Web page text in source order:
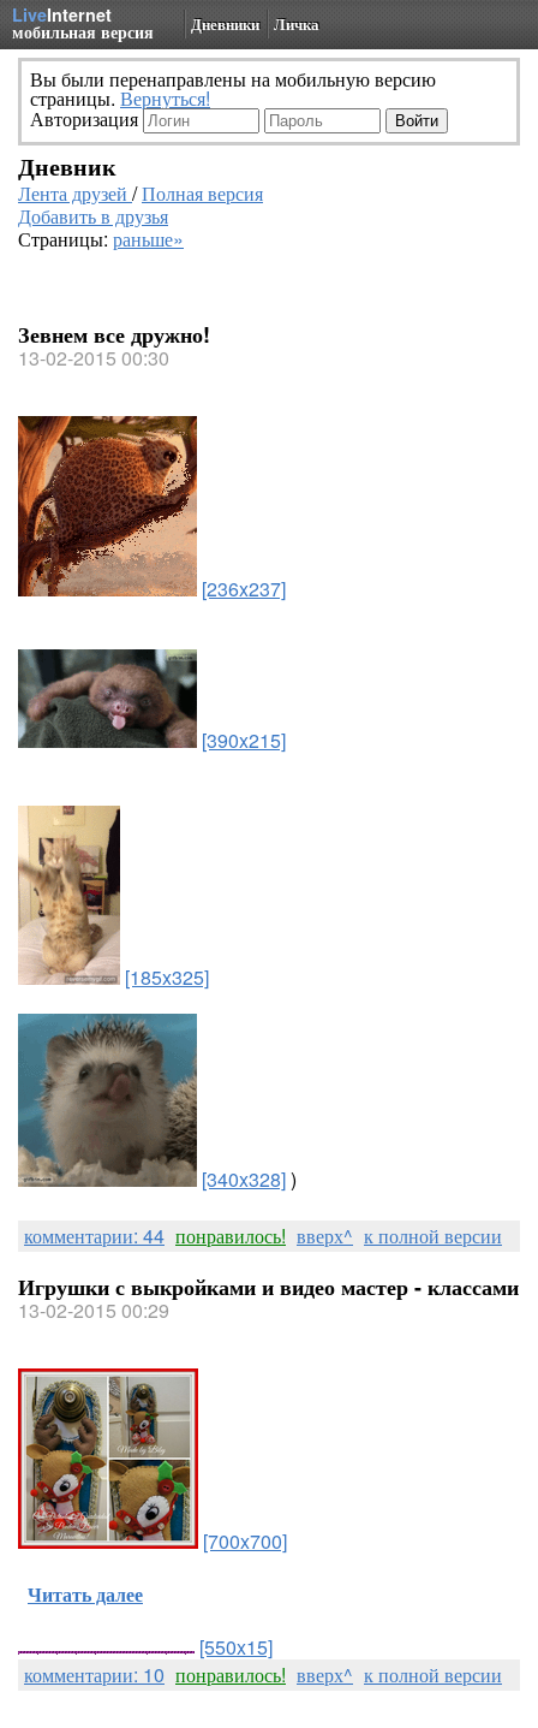
LiveInternet
мобильная версия Дневники Личка
Вы были перенаправлены на мобильную версию
страницы. Вернуться!
Авторизация
Дневник
Лента друзей /Полная версия
Добавить в друзья
Страницы: раньше»
Зевнем все дружно!
13-02-2015 00:30
[236x237]
[390x215]
[185x325]
[340x328])
комментарии: 44 понравилось! вверх^ к полной версии
Игрушки с выкройками и видео мастер - классами
13-02-2015 00:29
[700x700]
Читать далее
[550x15]
комментарии: 10 понравилось! вверх^ к полной версии